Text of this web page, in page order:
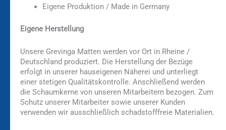
Eigene Produktion / Made in Germany
Eigene Herstellung
Unsere Grevinga Matten werden vor Ort in Rheine /
Deutschland produziert. Die Herstellung der Bezüge
erfolgt in unserer hauseigenen Näherei und unterliegt
einer stetigen Qualitätskontrolle. Anschließend werden
die Schaumkerne von unseren Mitarbeitern bezogen. Zum
Schutz unserer Mitarbeiter sowie unserer Kunden
verwenden wir ausschließlich schadstofffreie Materialien.